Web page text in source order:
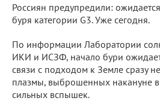
Россиян предупредили:
буря категории G3. Уже сегодня.
По информации Лаборатории
ИКИ и ИСЗФ, начало бури
связи с подходом к Земле сразу
плазмы, выброшенных накануне в
сильных вспышек.